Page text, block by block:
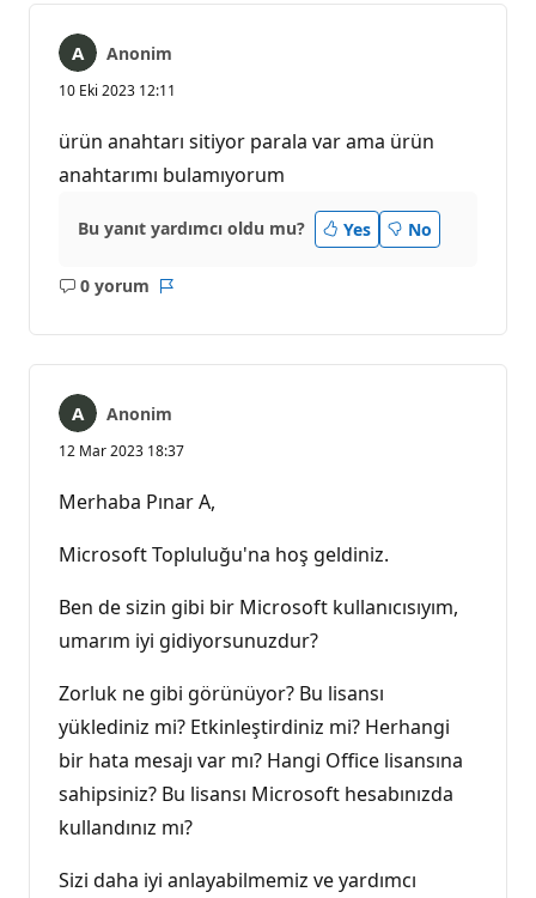
Anonim
10 Eki 2023 12:11
ürün anahtarı sitiyor parala var ama ürün
anahtarımı bulamıyorum
Bu yanıt yardımcı oldu mu? Yes No
0 yorum
Açıklama
Anonim
12 Mar 2023 18:37
Merhaba Pınar A,
Microsoft Topluluğu'na hoş geldiniz.
Ben de sizin gibi bir Microsoft kullanıcısıyım,
umarım iyi gidiyorsunuzdur?
Zorluk ne gibi görünüyor? Bu lisansı
yüklediniz mi? Etkinleştirdiniz mi? Herhangi
bir hata mesajı var mı? Hangi Office lisansına
sahipsiniz? Bu lisansı Microsoft hesabınızda
kullandınız mı?
Sizi daha iyi anlayabilmemiz ve yardımcı